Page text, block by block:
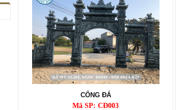
CỔNG ĐÁ
Mã SP: CĐ003